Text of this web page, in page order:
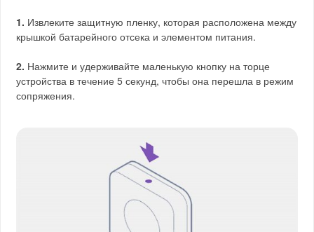
1. Извлеките защитную пленку, которая расположена между
крышкой батарейного отсека и элементом питания.
2. Нажмите и удерживайте маленькую кнопку на торце
устройства в течение 5 секунд, чтобы она перешла в режим
сопряжения.